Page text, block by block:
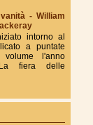
- William
intorno al
a puntate
l'anno
fiera delle